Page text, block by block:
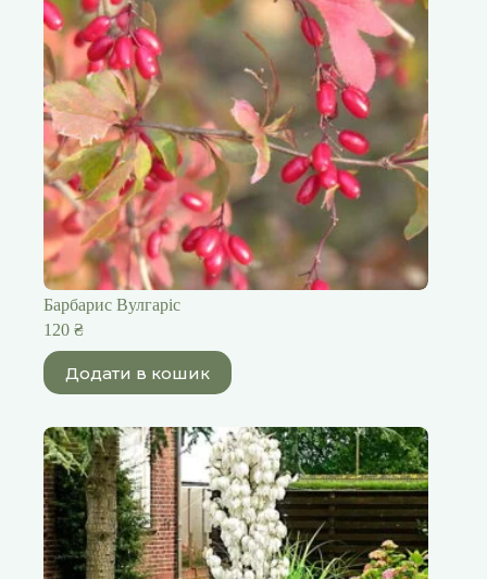
Барбарис Вулгаріс
120 ₴
Додати в кошик